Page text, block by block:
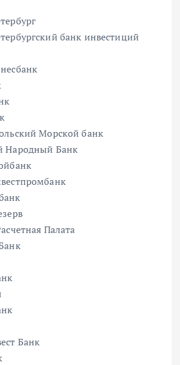
банк инвестиций
Морской банк
Народный Банк
Палата
Банк